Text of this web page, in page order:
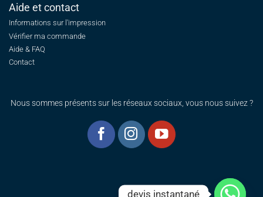
Aide et contact
Informations sur l'impression
Vérifier ma commande
Aide & FAQ
Contact
Nous sommes présents sur les réseaux sociaux, vous nous suivez ?
devis instantané